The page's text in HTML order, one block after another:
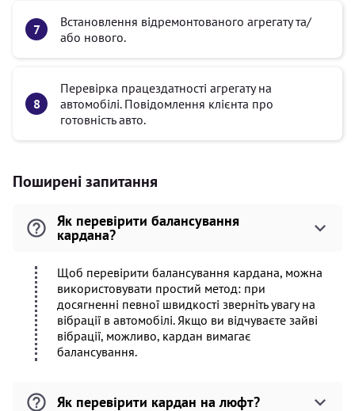
Встановлення відремонтованого агрегату та/
або нового.
Перевірка працездатності агрегату на
автомобілі. Повідомлення клієнта про
готовність авто.
Поширені запитання
Як перевірити балансування
кардана?
Щоб перевірити балансування кардана, можна
використовувати простий метод: при
досягненні певної швидкості зверніть увагу на
вібрації в автомобілі. Якщо ви відчуваєте зайві
вібрації, можливо, кардан вимагає
балансування.
Як перевірити кардан на люфт?